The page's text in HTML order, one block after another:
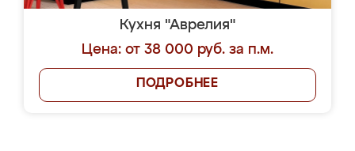
Кухня "Аврелия"
Цена: от 38 000 руб. за п.м.
ПОДРОБНЕЕ